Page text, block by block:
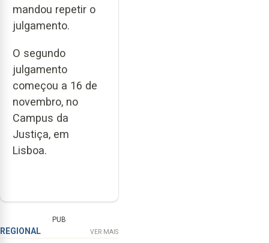
mandou repetir o
julgamento.
O segundo
julgamento
começou a 16 de
novembro, no
Campus da
Justiça, em
Lisboa.
PUB
REGIONAL VER MAIS